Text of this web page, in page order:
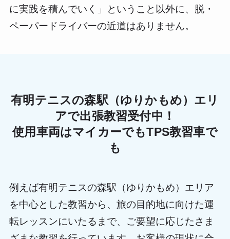
に実践を積んでいく」ということ以外に、脱・
ペーパードライバーの近道はありません。
有明テニスの森駅（ゆりかもめ）エリ
アで出張教習受付中！
使用車両はマイカーでもTPS教習車で
も
例えば有明テニスの森駅（ゆりかもめ）エリア
を中心とした教習から、旅の目的地に向けた運
転レッスンにいたるまで、ご要望に応じたさま